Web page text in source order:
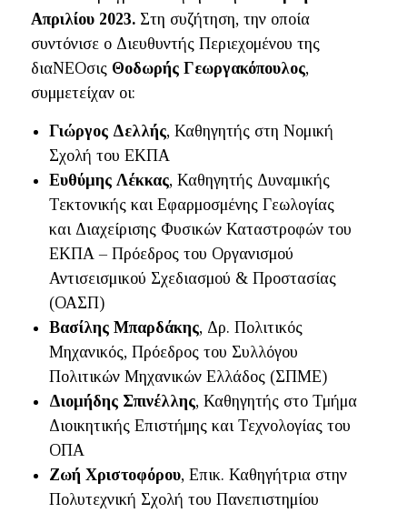
Απριλίου 2023. Στη συζήτηση, την οποία
συντόνισε ο Διευθυντής Περιεχομένου της
διαΝΕΟσις Θοδωρής Γεωργακόπουλος,
συμμετείχαν οι:
Γιώργος Δελλής, Καθηγητής στη Νομική
Σχολή του ΕΚΠΑ
Ευθύμης Λέκκας, Καθηγητής Δυναμικής
Τεκτονικής και Εφαρμοσμένης Γεωλογίας
και Διαχείρισης Φυσικών Καταστροφών του
ΕΚΠΑ – Πρόεδρος του Οργανισμού
Αντισεισμικού Σχεδιασμού & Προστασίας
(ΟΑΣΠ)
Βασίλης Μπαρδάκης, Δρ. Πολιτικός
Μηχανικός, Πρόεδρος του Συλλόγου
Πολιτικών Μηχανικών Ελλάδος (ΣΠΜΕ)
Διομήδης Σπινέλλης, Καθηγητής στο Τμήμα
Διοικητικής Επιστήμης και Τεχνολογίας του
ΟΠΑ
Ζωή Χριστοφόρου, Επικ. Καθηγήτρια στην
Πολυτεχνική Σχολή του Πανεπιστημίου